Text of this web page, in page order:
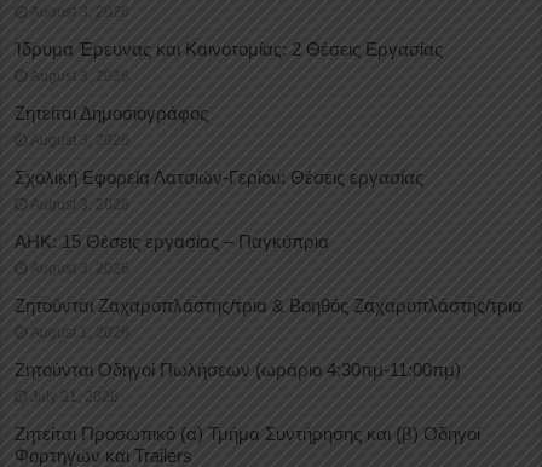
August 3, 2026
Ίδρυμα Έρευνας και Καινοτομίας: 2 Θέσεις Εργασίας
August 3, 2026
Ζητείται Δημοσιογράφος
August 3, 2026
Σχολική Εφορεία Λατσιών-Γερίου: Θέσεις εργασίας
August 3, 2026
ΑΗΚ: 15 Θέσεις εργασίας – Παγκύπρια
August 3, 2026
Ζητούνται Ζαχαροπλάστης/τρια & Βοηθός Ζαχαροπλάστης/τρια
August 1, 2026
Ζητούνται Οδηγοί Πωλήσεων (ωράριο 4:30πμ-11:00πμ)
July 31, 2026
Ζητείται Προσωπικό (α) Τμήμα Συντήρησης και (β) Οδηγοί
Φορτηγών και Trailers